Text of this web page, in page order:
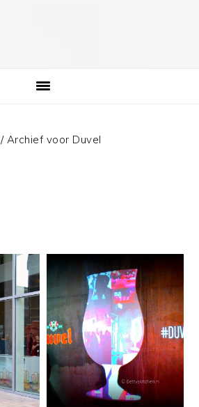
/Archief voor Duvel